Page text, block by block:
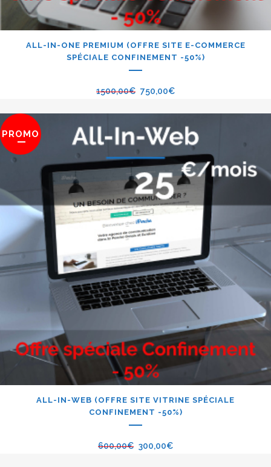
ALL-IN-ONE PREMIUM (OFFRE SITE E-COMMERCE
SPÉCIALE CONFINEMENT -50%)
1500,00€ 750,00€
PROMO
ALL-IN-WEB (OFFRE SITE VITRINE SPÉCIALE
CONFINEMENT -50%)
600,00€ 300,00€